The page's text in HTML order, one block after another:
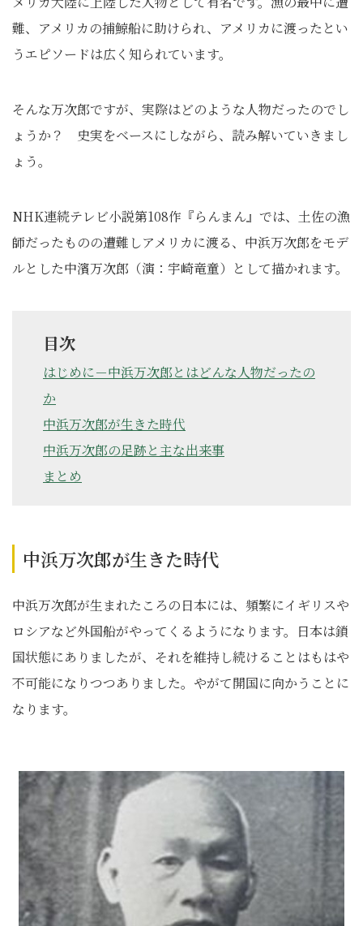
難、アメリカの捕鯨船に助けられ、アメリカに渡ったとい
うエピソードは広く知られています。
そんな万次郎ですが、実際はどのような人物だったのでし
ょうか？ 史実をベースにしながら、読み解いていきまし
ょう。
NHK連続テレビ小説第108作『らんまん』では、土佐の漁
師だったものの遭難しアメリカに渡る、中浜万次郎をモデ
ルとした中濱万次郎（演：宇崎竜童）として描かれます。
目次
はじめに－中浜万次郎とはどんな人物だったの
か
中浜万次郎が生きた時代
中浜万次郎の足跡と主な出来事
まとめ
中浜万次郎が生きた時代
中浜万次郎が生まれたころの日本には、頻繁にイギリスや
ロシアなど外国船がやってくるようになります。日本は鎖
国状態にありましたが、それを維持し続けることはもはや
不可能になりつつありました。やがて開国に向かうことに
なります。